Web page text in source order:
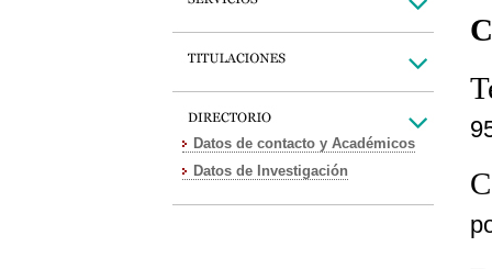
Datos de contacto y Académicos
Datos de Investigación